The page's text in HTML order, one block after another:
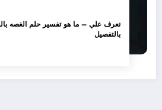
تعرف علي – ما هو تفسير حلم الغصه
بالتفصيل